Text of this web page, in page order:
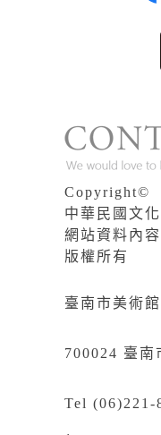
Copyright©
中華民國文
網站資料內
版權所有
臺南市美術館
700024 臺南
Tel